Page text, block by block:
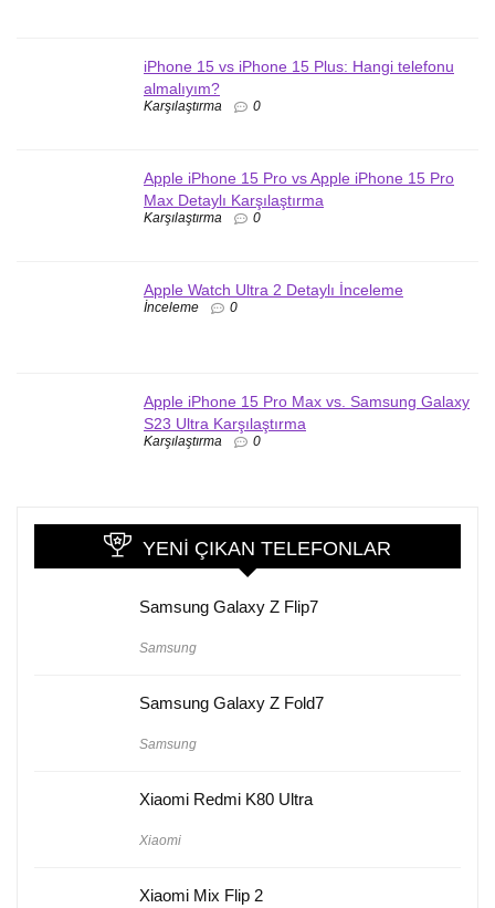
iPhone 15 vs iPhone 15 Plus: Hangi telefonu
almalıyım?
Karşılaştırma 0
Apple iPhone 15 Pro vs Apple iPhone 15 Pro
Max Detaylı Karşılaştırma
Karşılaştırma 0
Apple Watch Ultra 2 Detaylı İnceleme
İnceleme 0
Apple iPhone 15 Pro Max vs. Samsung Galaxy
S23 Ultra Karşılaştırma
Karşılaştırma 0
YENI ÇIKAN TELEFONLAR
Samsung Galaxy Z Flip7
Samsung
Samsung Galaxy Z Fold7
Samsung
Xiaomi Redmi K80 Ultra
Xiaomi
Xiaomi Mix Flip 2